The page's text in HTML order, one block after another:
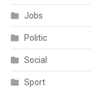
Jobs
Politic
Social
Sport